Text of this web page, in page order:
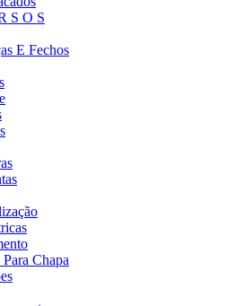
S O S
E Fechos
Chapa